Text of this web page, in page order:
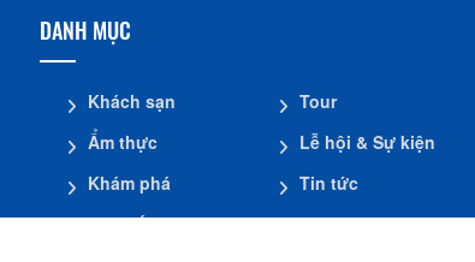
DANH MỤC
Khách sạn
Ẩm thực
Khám phá
Mua sắm
Tour
Lễ hội & Sự kiện
Tin tức
Giới thiệu